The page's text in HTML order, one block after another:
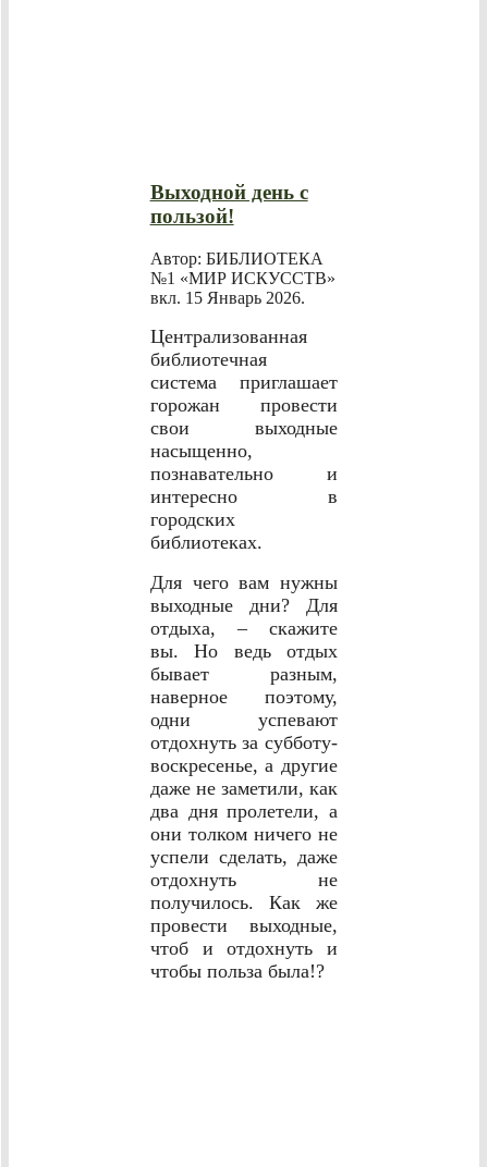
Выходной день с
пользой!
Автор: БИБЛИОТЕКА
№1 «МИР ИСКУССТВ»
вкл. 15 Январь 2026.
Централизованная
библиотечная
система приглашает
горожан провести
свои выходные
насыщенно,
познавательно и
интересно в
городских
библиотеках.
Для чего вам нужны
выходные дни? Для
отдыха, – скажите
вы. Но ведь отдых
бывает разным,
наверное поэтому,
одни успевают
отдохнуть за субботу-
воскресенье, а другие
даже не заметили, как
два дня пролетели, а
они толком ничего не
успели сделать, даже
отдохнуть не
получилось. Как же
провести выходные,
чтоб и отдохнуть и
чтобы польза была!?